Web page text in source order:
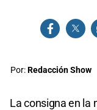
Por:Redacción Show
La consigna en la